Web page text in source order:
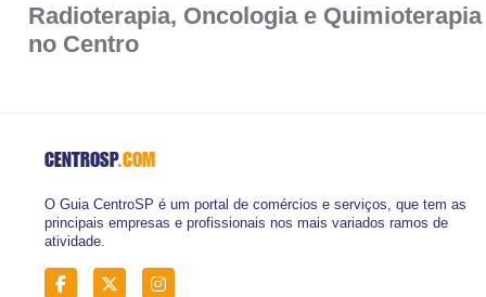
Radioterapia, Oncologia e Quimioterapia
no Centro
CENTROSP.COM
O Guia CentroSP é um portal de comércios e serviços, que tem as
principais empresas e profissionais nos mais variados ramos de
atividade.